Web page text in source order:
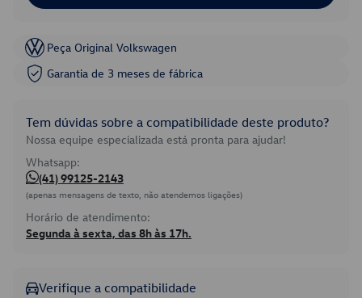
Peça Original Volkswagen
Garantia de 3 meses de fábrica
Tem dúvidas sobre a compatibilidade deste produto?
Nossa equipe especializada está pronta para ajudar!
Whatsapp:
(41) 99125-2143
(apenas mensagens de texto, não atendemos ligações)
Horário de atendimento:
Segunda à sexta, das 8h às 17h.
Verifique a compatibilidade